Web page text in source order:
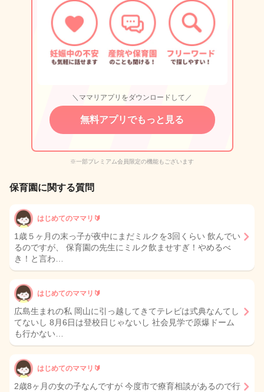
＼ママリアプリをダウンロードして／
無料アプリでもっと見る
※一部プレミアム会員限定の機能もございます
保育園に関する質問
はじめてのママリ🔰
1歳５ヶ月の末っ子が夜中にまだミルクを3回くらい 飲んでい
るのですが、 保育園の先生にミルク飲ませすぎ！やめるべ
き！と言わ…
はじめてのママリ🔰
広島生まれの私 岡山に引っ越してきてテレビは式典なんてし
てないし 8月6日は登校日じゃないし 社会見学で原爆ドーム
も行かない…
はじめてのママリ🔰
2歳8ヶ月の女の子なんですが 今度市で療育相談があるので行